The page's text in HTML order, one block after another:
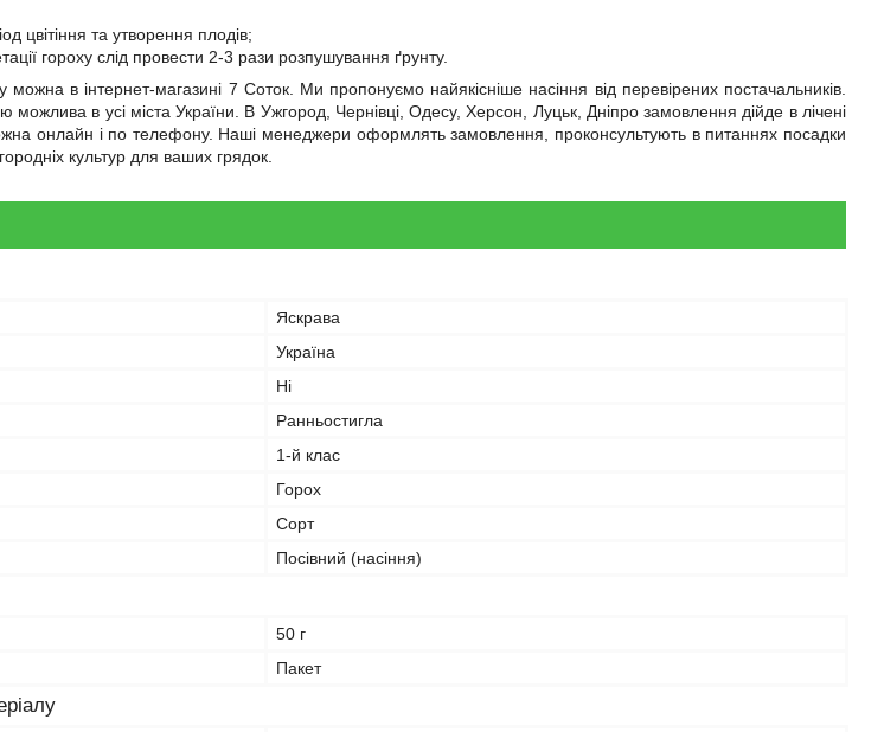
цвітіння та утворення плодів;
гороху слід провести 2-3 рази розпушування ґрунту.
можна в інтернет-магазині 7 Соток. Ми пропонуємо найякісніше насіння від перевірених постачальників.
можлива в усі міста України. В Ужгород, Чернівці, Одесу, Херсон, Луцьк, Дніпро замовлення дійде в лічені
онлайн і по телефону. Наші менеджери оформлять замовлення, проконсультують в питаннях посадки
культур для ваших грядок.
Яскрава
Україна
Ні
Ранньостигла
1-й клас
Горох
Сорт
Посівний (насіння)
50 г
Пакет